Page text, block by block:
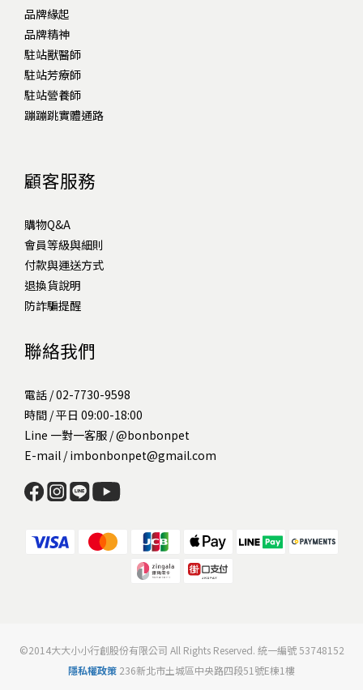
品牌緣起
品牌精神
駐站獸醫師
駐站芳療師
駐站營養師
蹦蹦跳實體通路
顧客服務
購物Q&A
會員等級與細則
付款與運送方式
退換貨說明
防詐騙提醒
聯絡我們
電話 / 02-7730-9598
時間 / 平日 09:00-18:00
Line 一對一客服 /@bonbonpet
E-mail / imbonbonpet@gmail.com
©2014大大小小行創股份有限公司 All Rights Reserved. 統一編號 53748152
隱私權政策 236新北市土城區中央路四段51號E棟1樓